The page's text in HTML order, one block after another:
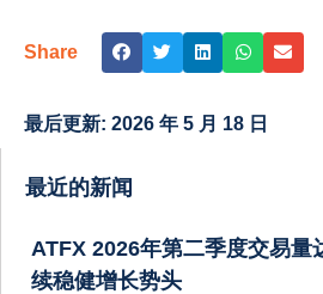
Share
最后更新: 2026 年 5 月 18 日
最近的新闻
ATFX 2026年第二季度交易量
续稳健增长势头